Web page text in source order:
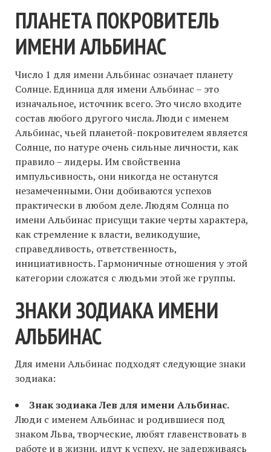
ПЛАНЕТА ПОКРОВИТЕЛЬ
ИМЕНИ АЛЬБИНАС
Число 1 для имени Альбинас означает планету
Солнце. Единица для имени Альбинас – это
изначальное, источник всего. Это число входите
состав любого другого числа. Люди с именем
Альбинас, чьей планетой-покровителем является
Солнце, по натуре очень сильные личности, как
правило – лидеры. Им свойственна
импульсивность, они никогда не останутся
незамеченными. Они добиваются успехов
практически в любом деле. Людям Солнца по
имени Альбинас присущи такие черты характера,
как стремление к власти, великодушие,
справедливость, ответственность,
инициативность. Гармоничные отношения у этой
категории сложатся с людьми этой же группы.
ЗНАКИ ЗОДИАКА ИМЕНИ
АЛЬБИНАС
Для имени Альбинас подходят следующие знаки
зодиака:
Знак зодиака Лев для имени Альбинас.
Люди с именем Альбинас и родившиеся под
знаком Льва, творческие, любят главенствовать в
работе и в жизни, идут к успеху, не задерживаясь